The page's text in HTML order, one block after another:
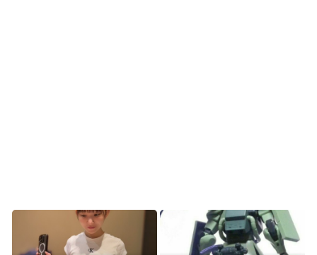
Powered by livedoor 相互RSS